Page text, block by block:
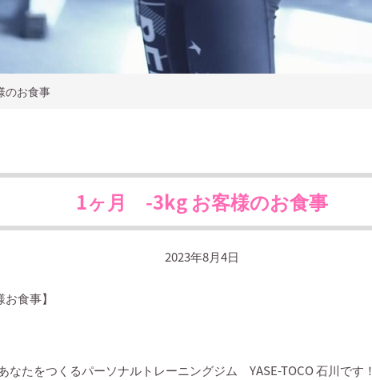
お食事
1ヶ月 -3kg お客様のお食事
2023年8月4日
食事】
なたをつくるパーソナルトレーニングジム YASE-TOCO石川です！